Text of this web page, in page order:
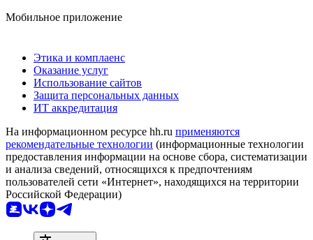
Мобильное приложение
Этика и комплаенс
Оказание услуг
Использование сайтов
Защита персональных данных
ИТ аккредитация
На информационном ресурсе hh.ru применяются
рекомендательные технологии (информационные технологии
предоставления информации на основе сбора, систематизации
и анализа сведений, относящихся к предпочтениям
пользователей сети «Интернет», находящихся на территории
Российской Федерации)